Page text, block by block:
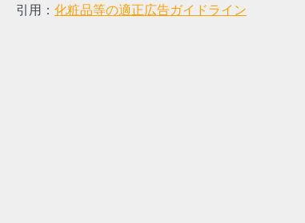
引用： 化粧品等の適正広告ガイドライン